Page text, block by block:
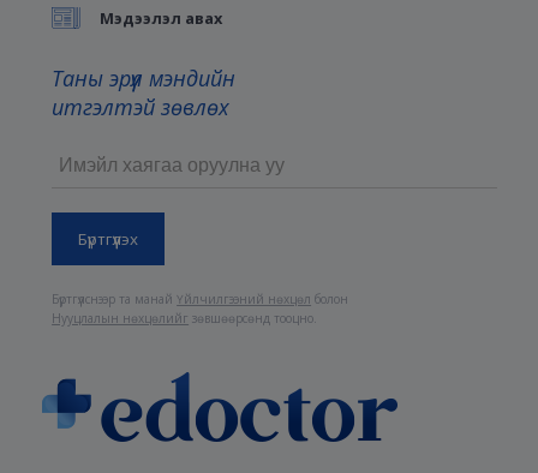
Мэдээлэл авах
Таны эрүүл мэндийн
итгэлтэй зөвлөх
Бүртгүүлснээр та манайҮйлчилгээний нөхцөл болон
Нууцлалын нөхцөлийг зөвшөөрсөнд тооцно.